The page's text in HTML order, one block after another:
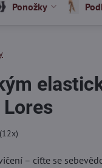
Ponožky
Lores
(12x)
– ciťte se